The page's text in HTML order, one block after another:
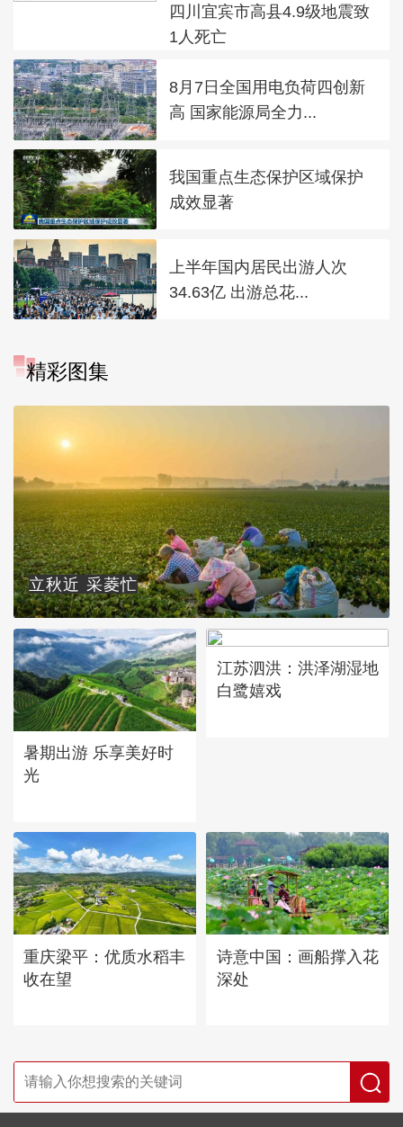
四川宜宾市高县4.9级地震致
1人死亡
8月7日全国用电负荷四创新
高 国家能源局全力...
我国重点生态保护区域保护
成效显著
上半年国内居民出游人次
34.63亿 出游总花...
精彩图集
立秋近 采菱忙
暑期出游 乐享美好时
光
江苏泗洪：洪泽湖湿地
白鹭嬉戏
重庆梁平：优质水稻丰
收在望
诗意中国：画船撑入花
深处